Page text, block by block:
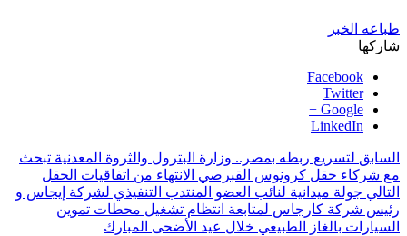
طباعه الخبر
شاركها
Facebook
Twitter
Google +
LinkedIn
السابق لتسريع ربطه بمصر.. وزارة البترول والثروة المعدنية تبحث
مع شركاء حقل كرونوس القبرصي الانتهاء من اتفاقيات الحقل
التالي جولة ميدانية لنائب العضو المنتدب التنفيذي لشركة إيجاس و
رئيس شركة كارجاس لمتابعة انتظام تشغيل محطات تموين
السيارات بالغاز الطبيعي خلال عيد الأضحى المبارك